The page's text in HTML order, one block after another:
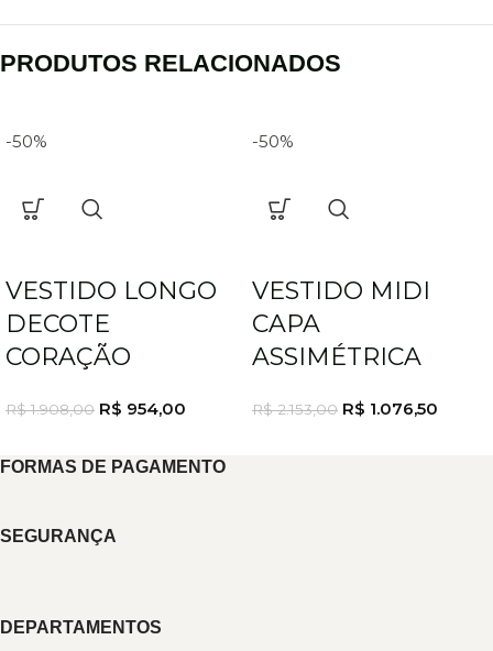
PRODUTOS RELACIONADOS
-50%
VESTIDO LONGO
DECOTE
CORAÇÃO
R$1.908,00 R$ 954,00
-50%
VESTIDO MIDI
CAPA
ASSIMÉTRICA
R$2.153,00 R$ 1.076,50
FORMAS DE PAGAMENTO
SEGURANÇA
DEPARTAMENTOS